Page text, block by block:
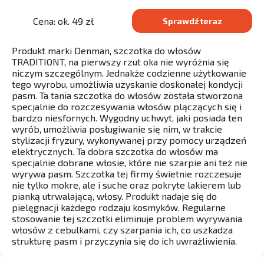
Cena: ok. 49 zł Sprawdź teraz
Produkt marki Denman, szczotka do włosów
TRADITIONT, na pierwszy rzut oka nie wyróżnia się
niczym szczególnym. Jednakże codzienne użytkowanie
tego wyrobu, umożliwia uzyskanie doskonałej kondycji
pasm. Ta tania szczotka do włosów została stworzona
specjalnie do rozczesywania włosów plączących się i
bardzo niesfornych. Wygodny uchwyt, jaki posiada ten
wyrób, umożliwia posługiwanie się nim, w trakcie
stylizacji fryzury, wykonywanej przy pomocy urządzeń
elektrycznych. Ta dobra szczotka do włosów ma
specjalnie dobrane włosie, które nie szarpie ani też nie
wyrywa pasm. Szczotka tej firmy świetnie rozczesuje
nie tylko mokre, ale i suche oraz pokryte lakierem lub
pianką utrwalającą, włosy. Produkt nadaje się do
pielęgnacji każdego rodzaju kosmyków. Regularne
stosowanie tej szczotki eliminuje problem wyrywania
włosów z cebulkami, czy szarpania ich, co uszkadza
strukturę pasm i przyczynia się do ich uwrażliwienia.